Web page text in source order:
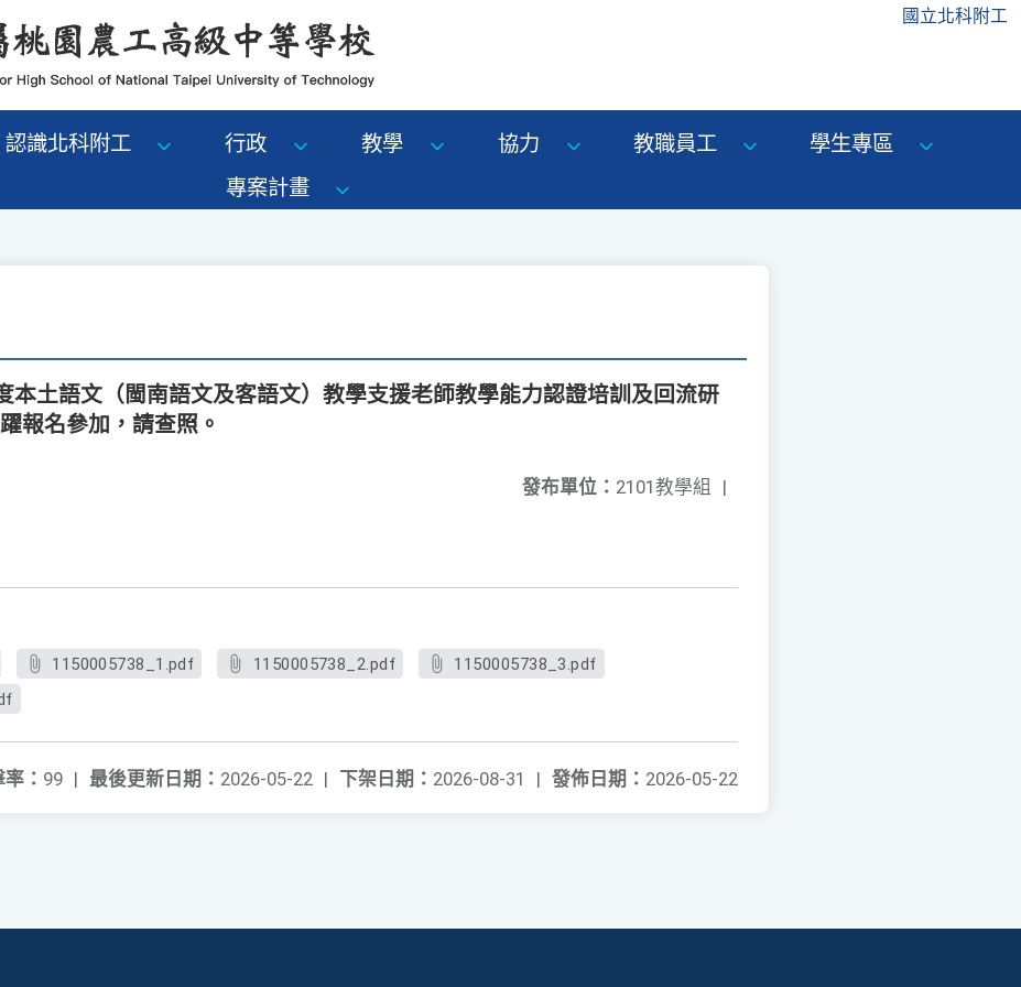
國立北科附工
認識北科附工 行政 教學 協力 教職員工
學生專區
專案計畫
本土語文（閩南語文及客語文）教學支援老師教學能力認證培訓及回流研
報名參加，請查照。
發布單位： 2101教學組 |
1150005738_1.pdf 1150005738_2.pdf
1150005738_3.pdf
發佈日期： 2026-05-22
下架日期： 2026-08-31 |
最後更新日期： 2026-05-22 |
： 99 |